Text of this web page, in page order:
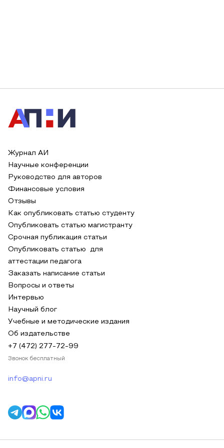
Журнал АИ
Научные конференции
Руководство для авторов
Финансовые условия
Отзывы
Как опубликовать статью студенту
Опубликовать статью магистранту
Срочная публикация статьи
Опубликовать статью для
аттестации педагога
Заказать написание статьи
Вопросы и ответы
Интервью
Научный блог
Учебные и методические издания
Об издательстве
+7 (472) 277-72-99
Звонок бесплатный
info@apni.ru